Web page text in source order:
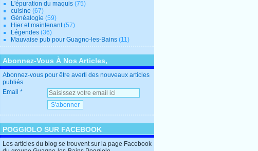
L'épuration du maquis (75)
cuisine (67)
Généalogie (59)
Hier et maintenant(57)
Légendes (36)
Mauvaise pub pour Guagno-les-Bains (11)
Abonnez-Vous À Nos Articles,
Abonnez-vous pour être averti des nouveaux articles
publiés.
Email
POGGIOLO SUR FACEBOOK
Les articles du blog se trouvent sur la page Facebook